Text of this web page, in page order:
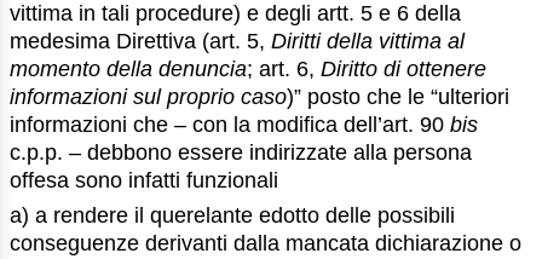
vittima in tali procedure) e degli artt. 5 e 6 della
medesima Direttiva (art. 5, Diritti della vittima al
momento della denuncia; art. 6, Diritto di ottenere
informazioni sul proprio caso)” posto che le “ulteriori
informazioni che – con la modifica dell’art. 90 bis
c.p.p. – debbono essere indirizzate alla persona
offesa sono infatti funzionali
a) a rendere il querelante edotto delle possibili
conseguenze derivanti dalla mancata dichiarazione o